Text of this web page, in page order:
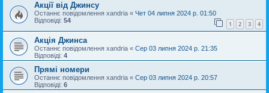
Акції від Джинсу
Останнє повідомлення xandria « Чет 04 липня 2024 р. 01:50
Відповіді: 54 1 2 3 4
Акція Джинса
Останнє повідомлення xandria « Сер 03 липня 2024 р. 21:35
Відповіді: 4
Прямі номери
Останнє повідомлення xandria « Сер 03 липня 2024 р. 20:57
Відповіді: 6